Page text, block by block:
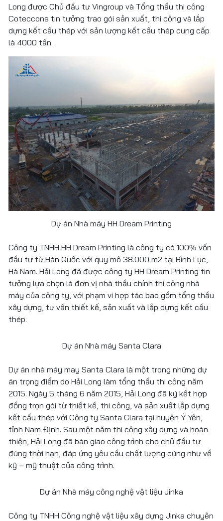
TƯ VẤN THIẾT KẾ
DỊCH VỤ TƯ VẤN ĐẦU TƯ
VẤN HOÀN THIỆN PHÁP LÝ DỰ ÁN XÂY DỰNG
DỊCH VỤ TƯ VẤN THIẾT KẾ DỰ ÁN
KẾT CẤU THÉP
NĂNG LỰC SẢN XUẤT KẾT CẤU THÉP
NĂNG LỰC SẢN XUẤT CONTAINER
Long được Chủ đầu tư Vingroup và Tổng thầu thi công
Coteccons tin tưởng trao gói sản xuất, thi công và lắp
dựng kết cấu thép với sản lượng kết cấu thép cung cấp
là 4000 tấn.
Dự án Nhà máy HH Dream Printing
Công ty TNHH HH Dream Printing là công ty có 100% vốn
đầu tư từ Hàn Quốc với quy mô 38.000 m2 tại Bình Lục,
Hà Nam. Hải Long đã được công ty HH Dream Printing tin
tưởng lựa chọn là đơn vị nhà thầu chính thi công nhà
máy của công ty, với phạm vi hợp tác bao gồm tổng thầu
xây dựng, tư vấn thiết kế, sản xuất và lắp dựng kết cấu
thép.
Dự án Nhà máy Santa Clara
Dự án nhà máy may Santa Clara là một trong những dự
án trọng điểm do Hải Long làm tổng thầu thi công năm
2015. Ngày 5 tháng 6 năm 2015, Hải Long đã ký kết hợp
đồng trọn gói từ thiết kế, thi công, và sản xuất lắp dựng
kết cấu thép với Công ty Santa Clara tại huyện Ý Yên,
tỉnh Nam Định. Sau một năm thi công xây dựng và hoàn
thiện, Hải Long đã bàn giao công trình cho chủ đầu tư
đúng thời hạn, đáp ứng yêu cầu chất lượng cũng như về
kỹ – mỹ thuật của công trình.
Dự án Nhà máy công nghệ vật liệu Jinka
Công ty TNHH Công nghệ vật liệu xây dựng Jinka chuyên